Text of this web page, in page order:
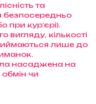
та
безпосередньо
при кур’єрі).
вигляду, кількості
лише до
насаджена на
чи